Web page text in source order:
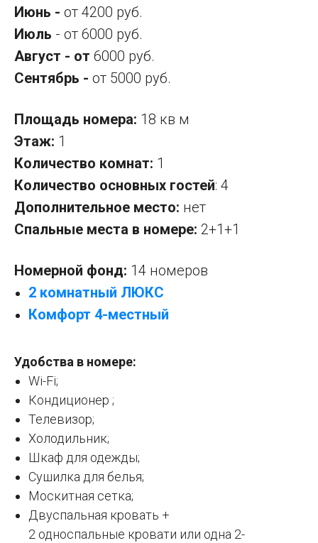
Июнь - от 4200 руб.
Июль - от 6000 руб.
Август - от 6000 руб.
Сентябрь - от 5000 руб.
Площадь номера: 18 кв м
Этаж: 1
Количество комнат: 1
Количество основных гостей: 4
Дополнительное место: нет
Спальные места в номере: 2+1+1
Номерной фонд: 14 номеров
2 комнатный ЛЮКС
Комфорт 4-местный
Удобства в номере:
Wi-Fi;
Кондиционер ;
Телевизор;
Холодильник;
Шкаф для одежды;
Сушилка для белья;
Москитная сетка;
Двуспальная кровать +
2 односпальные кровати или одна 2-